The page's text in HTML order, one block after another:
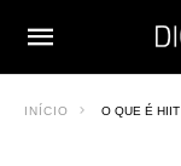
INÍCIO O QUE É HIIT